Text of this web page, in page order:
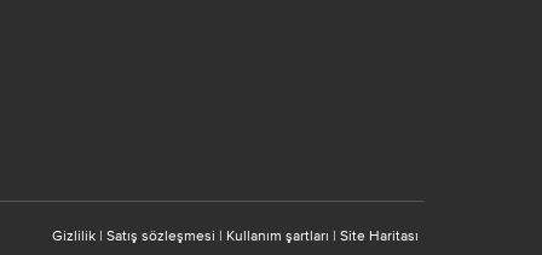
Gizlilik | Satış sözleşmesi | Kullanım şartları | Site Haritası